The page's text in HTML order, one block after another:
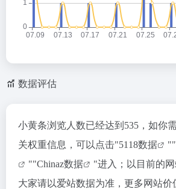
数据评估
小黄条浏览人数已经达到535，如你
关权重信息，可以点击"5118数据 ""
""Chinaz数据
"进入；以目前的
大家请以爱站数据为准，更多网站价